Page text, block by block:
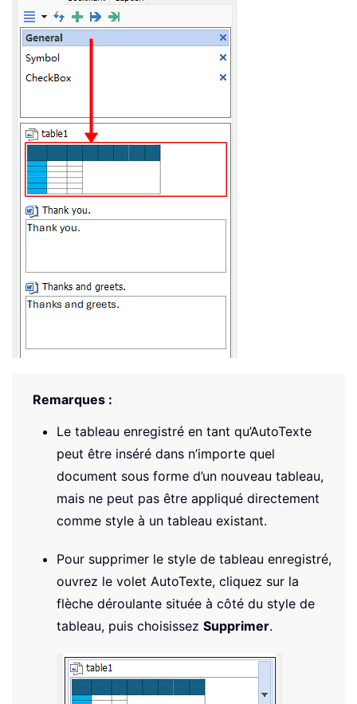
Remarques :
Le tableau enregistré en tant qu’AutoTexte
peut être inséré dans n’importe quel
document sous forme d’un nouveau tableau,
mais ne peut pas être appliqué directement
comme style à un tableau existant.
Pour supprimer le style de tableau enregistré,
ouvrez le volet AutoTexte, cliquez sur la
flèche déroulante située à côté du style de
tableau, puis choisissez Supprimer.